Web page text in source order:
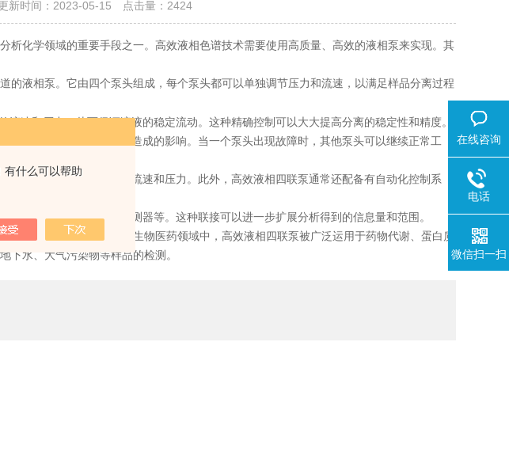
有什么可以帮助
新时间：2023-05-15 点击量： 2424
化学领域的重要手段之一。高效液相色谱技术需要使用高质量、高效的液相泵来实现。其
的液相泵。它由四个泵头组成，每个泵头都可以单独调节压力和流速，以满足样品分离过程
和压力，从而保证溶液的稳定流动。这种精确控制可以大大提高分离的稳定性和精度。
免单一故障对整个系统造成的影响。当一个泵头出现故障时，其他泵头可以继续正常工
通过简单的操作来设置流速和压力。此外，高效液相四联泵通常还配备有自动化控制系
，例如质谱仪、荧光检测器等。这种联接可以进一步扩展分析得到的信息量和范围。
定量等领域。例如，在生物医药领域中，高效液相四联泵被广泛运用于药物代谢、蛋白质
下水、大气污染物等样品的检测。
在线咨询
电话
微信扫一扫